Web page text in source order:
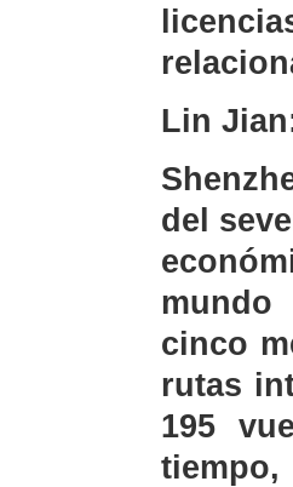
Lin
del
cinco
rutas
195